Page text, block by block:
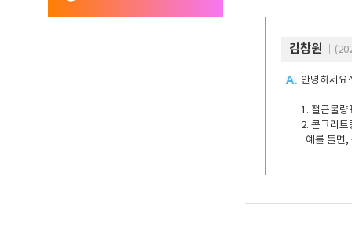
김창원 ｜
안녕하세요
1. 철근물량
2. 콘크리
예를 들면